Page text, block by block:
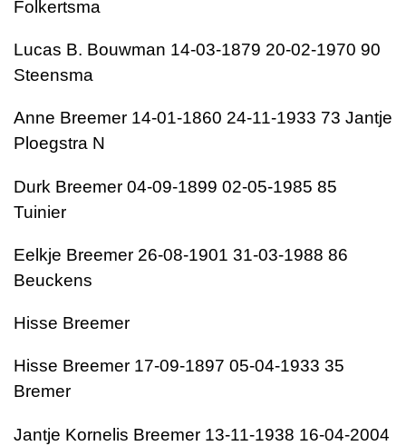
Folkertsma
Lucas B. Bouwman 14-03-1879 20-02-1970 90
Steensma
Anne Breemer 14-01-1860 24-11-1933 73 Jantje
Ploegstra N
Durk Breemer 04-09-1899 02-05-1985 85
Tuinier
Eelkje Breemer 26-08-1901 31-03-1988 86
Beuckens
Hisse Breemer
Hisse Breemer 17-09-1897 05-04-1933 35
Bremer
Jantje Kornelis Breemer 13-11-1938 16-04-2004